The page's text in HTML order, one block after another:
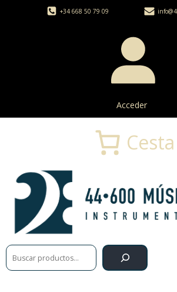
+34 668 50 79 09
Acceder
Buscar
Cesta